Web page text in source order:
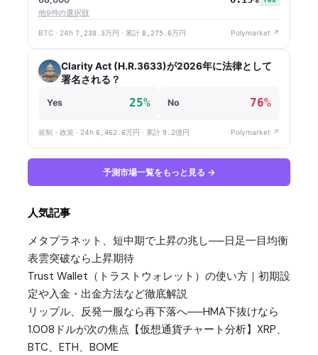
他9件の選択肢
BTC · 24h 7,238.3万円 · 累計 8,275.6万円 Polymarket ↗
Clarity Act (H.R.3633)が2026年に法律として
署名される？
Yes 25% No 76%
規制・政策 · 24h 6,462.6万円 · 累計 9.2億円 Polymarket ↗
予測市場一覧をもっと見る →
人気記事
メタプラネット、短中期で上昇の兆し──日足一目均衡
表雲突破なら上昇期待
Trust Wallet（トラストウォレット）の使い方｜初期設
定や入金・出金方法など徹底解説
リップル、反発一服なら再下落へ──HMA下抜けなら
1.008ドルが次の焦点【仮想通貨チャート分析】XRP、
BTC、ETH、BOME